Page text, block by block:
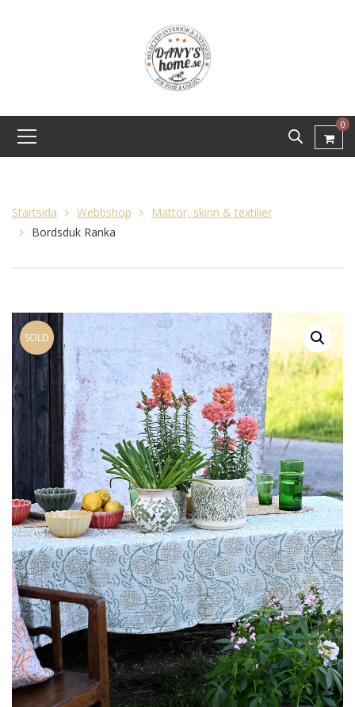
0
Startsida Webbshop
Mattor, skinn & textilier
Bordsduk Ranka
SOLD